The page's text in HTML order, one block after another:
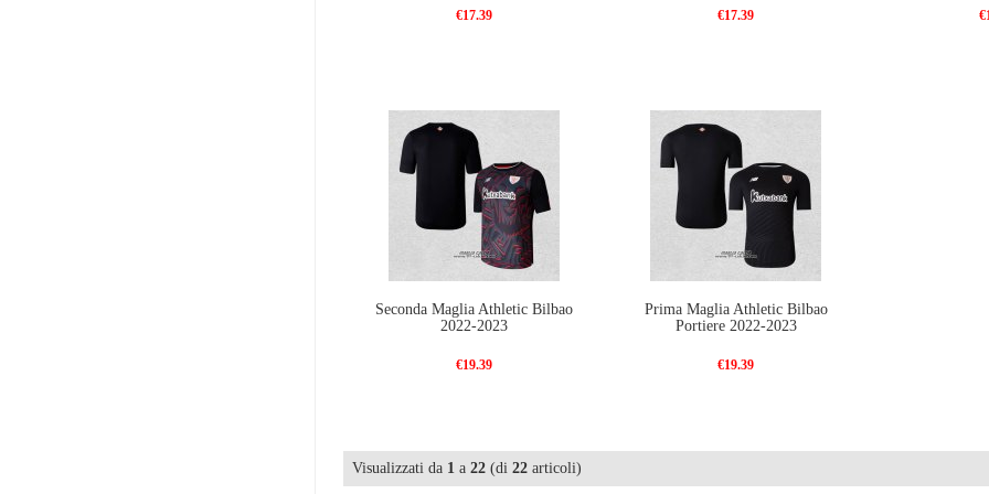
€17.39 €17.39
Seconda Maglia Athletic Bilbao
2022-2023
€19.39
Prima Maglia Athletic Bilbao
Portiere 2022-2023
€19.39
Visualizzati da 1 a 22 (di 22 articoli)